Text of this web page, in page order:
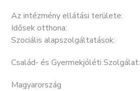
Az intézmény ellátási területe:
Idősek otthona:
Szociális alapszolgáltatások:
Család- és Gyermekjóléti Szolgálat:
Magyarország